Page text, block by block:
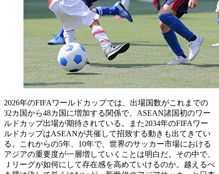
2026年のFIFAワールドカップでは、出場国数がこれまでの
32カ国から48カ国に増加する関係で、ASEAN諸国初のワー
ルドカップ出場が期待されている。また2034年のFIFAワー
ルドカップはASEANが共催して招致する動きも出てきてい
る。これからの5年、10年で、世界のサッカー市場における
アジアの重要度が一層増していくことは明白だ。その中で、
Ｊリーグが如何にして存在感を高めていけるのか。越えるべ